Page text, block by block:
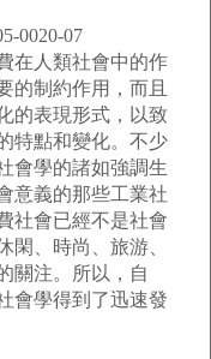
0020-07
人類社會中的作
的制約作用，而且
的表現形式，以致
特點和變化。不少
會學的諸如強調生
意義的那些工業社
社會已經不是社會
閑、時尚、旅游、
關注。所以，自
會學得到了迅速發